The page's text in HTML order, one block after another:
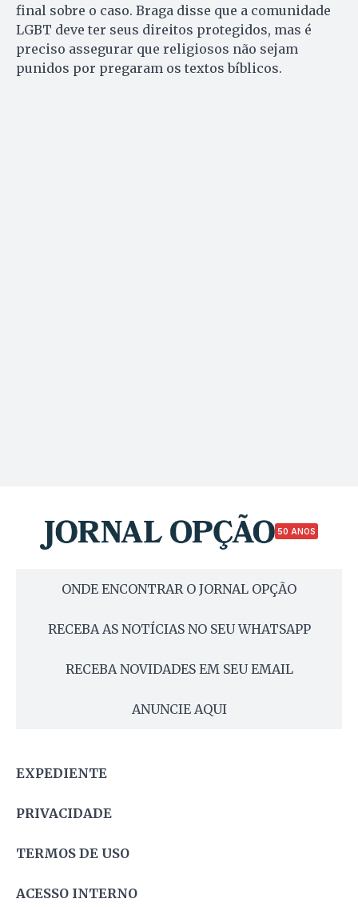
final sobre o caso. Braga disse que a comunidade
LGBT deve ter seus direitos protegidos, mas é
preciso assegurar que religiosos não sejam
punidos por pregaram os textos bíblicos.
50 ANOS
ONDE ENCONTRAR O JORNAL OPÇÃO
RECEBA AS NOTÍCIAS NO SEU WHATSAPP
RECEBA NOVIDADES EM SEU EMAIL
ANUNCIE AQUI
EXPEDIENTE
PRIVACIDADE
TERMOS DE USO
ACESSO INTERNO